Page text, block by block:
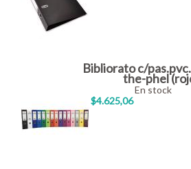
Bibliorato c/
the-phel
$4.625,06
En stock